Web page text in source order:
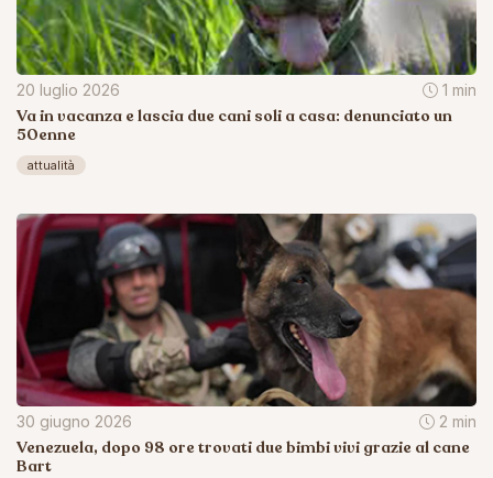
20 luglio 2026 1 min
Va in vacanza e lascia due cani soli a casa: denunciato un
50enne
attualità
30 giugno 2026 2 min
Venezuela, dopo 98 ore trovati due bimbi vivi grazie al cane
Bart